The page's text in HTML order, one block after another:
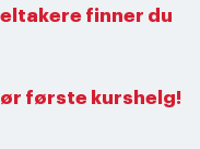
finner du
første kurshelg!